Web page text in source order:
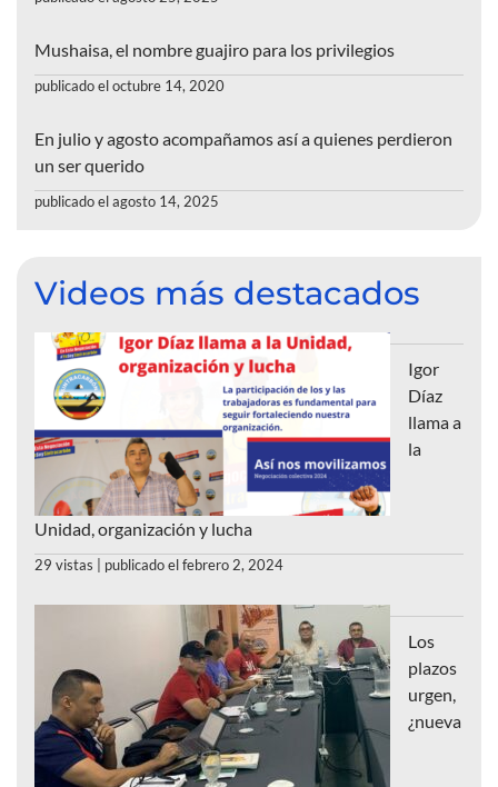
Mushaisa, el nombre guajiro para los privilegios
publicado el octubre 14, 2020
En julio y agosto acompañamos así a quienes perdieron
un ser querido
publicado el agosto 14, 2025
Videos más destacados
Igor
Díaz
llama a
la
Unidad, organización y lucha
29 vistas publicado el febrero 2, 2024
Los
plazos
urgen,
¿nueva